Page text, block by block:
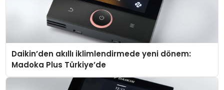
Daikin’den akıllı iklimlendirmede yeni dönem:
Madoka Plus Türkiye’de